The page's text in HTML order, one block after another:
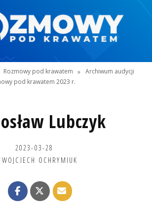
Rozmowy pod krawatem » Archiwum audycji
pod krawatem 2023 r.
Lubczyk
2023-03-28
WOJCIECH OCHRYMIUK